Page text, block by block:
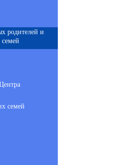
родителей и
семей